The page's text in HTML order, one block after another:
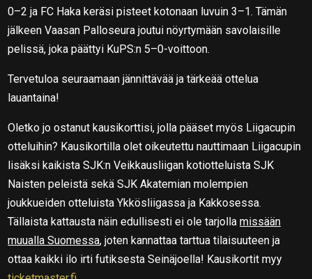
0–2 ja FC Haka keräsi pisteet kotonaan luvuin 3–1. Tämän
jälkeen Vaasan Palloseura joutui nöyrtymään savolaisille
pelissä, joka päättyi KuPS:n 5–0-voittoon.
Tervetuloa seuraamaan jännittävää ja tärkeää ottelua
lauantaina!
Oletko jo ostanut kausikorttisi, jolla pääset myös Liigacupin
otteluihin? Kausikortilla olet oikeutettu nauttimaan Liigacupin
lisäksi kaikista SJK:n Veikkausliigan kotiotteluista SJK
Naisten peleistä sekä SJK Akatemian molempien
joukkueiden otteluista Ykkösliigassa ja Kakkosessa.
Tällaista kattausta näin edullisesti ei ole tarjollamissään
muualla Suomessa, joten kannattaa tarttua tilaisuuteen ja
ottaa kaikki ilo irti futiksesta Seinäjoella! Kausikortit myy